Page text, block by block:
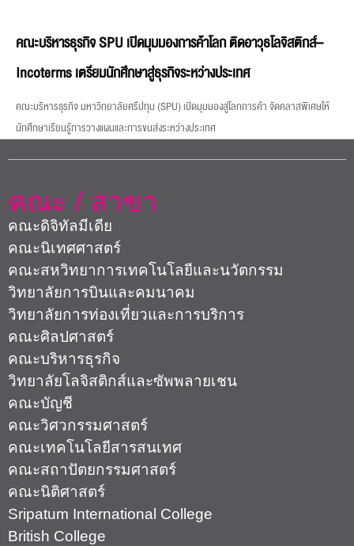
คณะบริหารธุรกิจ SPU เปิดมุมมองการค้าโลก ติดอาวุธโลจิสติกส์–
Incoterms เตรียมนักศึกษาสู่ธุรกิจระหว่างประเทศ
คณะบริหารธุรกิจ มหาวิทยาลัยศรีปทุม (SPU) เปิดมุมมองสู่โลกการค้า จัดคลาสพิเศษให้
นักศึกษาเรียนรู้การวางแผนและการขนส่งระหว่างประเทศ
คณะ / สาขา
คณะดิจิทัลมีเดีย
คณะนิเทศศาสตร์
คณะสหวิทยาการเทคโนโลยีและนวัตกรรม
วิทยาลัยการบินและคมนาคม
วิทยาลัยการท่องเที่ยวและการบริการ
คณะศิลปศาสตร์
คณะบริหารธุรกิจ
วิทยาลัยโลจิสติกส์และซัพพลายเชน
คณะบัญชี
คณะวิศวกรรมศาสตร์
คณะเทคโนโลยีสารสนเทศ
คณะสถาปัตยกรรมศาสตร์
คณะนิติศาสตร์
Sripatum International College
British College